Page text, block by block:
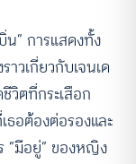
” การแสดงทั้ง
าวเกี่ยวกับเจนเด
ตที่กระเสือก
อต้องต่อรองและ
“มีอยู่” ของหญิง